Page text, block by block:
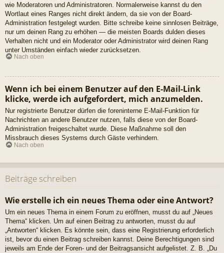
wie Moderatoren und Administratoren. Normalerweise kannst du den
Wortlaut eines Ranges nicht direkt ändern, da sie von der Board-
Administration festgelegt wurden. Bitte schreibe keine sinnlosen Beiträge,
nur um deinen Rang zu erhöhen — die meisten Boards dulden dieses
Verhalten nicht und ein Moderator oder Administrator wird deinen Rang
unter Umständen einfach wieder zurücksetzen.
Nach oben
Wenn ich bei einem Benutzer auf den E-Mail-Link
klicke, werde ich aufgefordert, mich anzumelden.
Nur registrierte Benutzer dürfen die foreninterne E-Mail-Funktion für
Nachrichten an andere Benutzer nutzen, falls diese von der Board-
Administration freigeschaltet wurde. Diese Maßnahme soll den
Missbrauch dieses Systems durch Gäste verhindern.
Nach oben
Beiträge schreiben
Wie erstelle ich ein neues Thema oder eine Antwort?
Um ein neues Thema in einem Forum zu eröffnen, musst du auf „Neues
Thema“ klicken. Um auf einen Beitrag zu antworten, musst du auf
„Antworten“ klicken. Es könnte sein, dass eine Registrierung erforderlich
ist, bevor du einen Beitrag schreiben kannst. Deine Berechtigungen sind
jeweils am Ende der Foren- und der Beitragsansicht aufgelistet. Z. B. „Du